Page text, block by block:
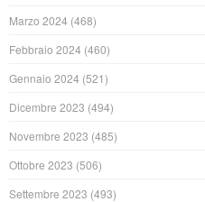
Marzo 2024 (468)
Febbraio 2024 (460)
Gennaio 2024 (521)
Dicembre 2023 (494)
Novembre 2023 (485)
Ottobre 2023 (506)
Settembre 2023 (493)